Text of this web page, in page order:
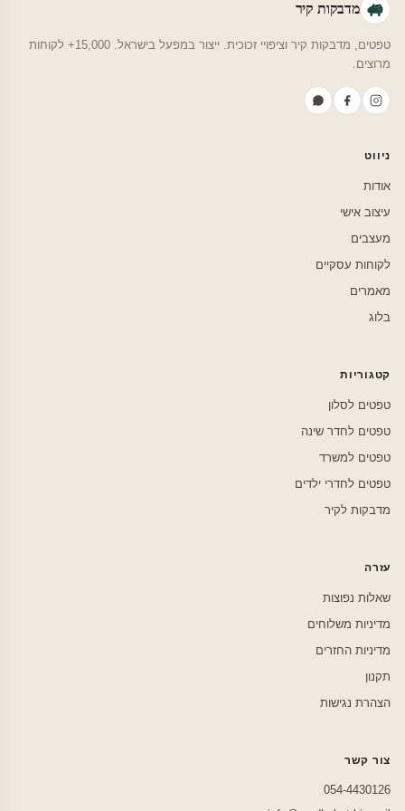
מדבקות קיר
טפטים, מדבקות קיר וציפויי זכוכית. ייצור במפעל בישראל. 15,000+ לקוחות
מרוצים.
ניווט
אודות
עיצוב אישי
מעצבים
לקוחות עסקיים
מאמרים
בלוג
קטגוריות
טפטים לסלון
טפטים לחדר שינה
טפטים למשרד
טפטים לחדרי ילדים
מדבקות לקיר
עזרה
שאלות נפוצות
מדיניות משלוחים
מדיניות החזרים
תקנון
הצהרת נגישות
צור קשר
054-4430126